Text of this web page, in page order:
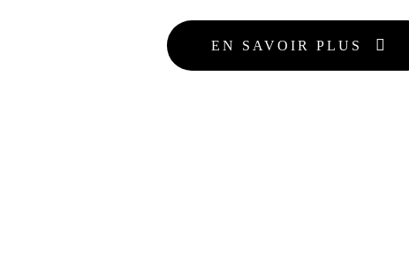
EN SAVOIR PLUS